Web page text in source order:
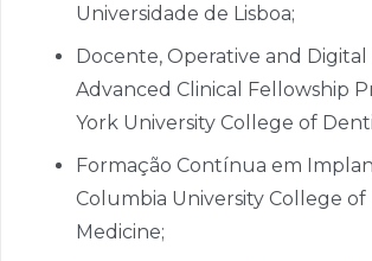
Universidade de Lisboa;
Docente, Operative and
Advanced Clinical Fellowship
York University College of
Formação Contínua em
Columbia University College of
Medicine;